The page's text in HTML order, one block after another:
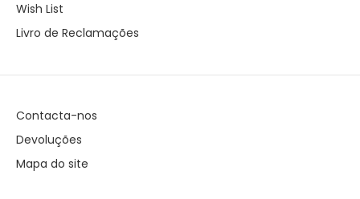
Wish List
Livro de Reclamações
Contacta-nos
Devoluções
Mapa do site